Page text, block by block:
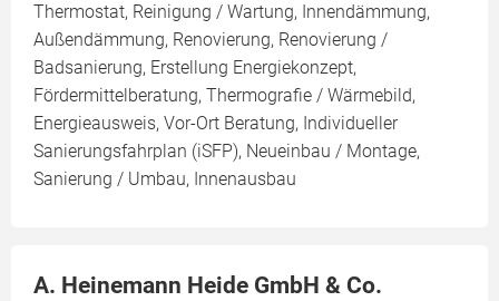
Thermostat, Reinigung / Wartung, Innendämmung,
Außendämmung, Renovierung, Renovierung /
Badsanierung, Erstellung Energiekonzept,
Fördermittelberatung, Thermografie / Wärmebild,
Energieausweis, Vor-Ort Beratung, Individueller
Sanierungsfahrplan (iSFP), Neueinbau / Montage,
Sanierung / Umbau, Innenausbau
A. Heinemann Heide GmbH & Co.